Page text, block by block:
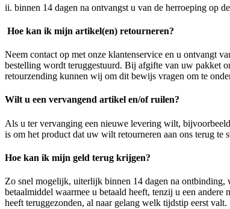
ii. binnen 14 dagen na ontvangst u van de herroeping op
Hoe kan ik mijn artikel(en) retourneren?
Neem contact op met onze klantenservice en u ontvangt
bestelling wordt teruggestuurd. Bij afgifte van uw pakket
retourzending kunnen wij om dit bewijs vragen om te
Wilt u een vervangend artikel en/of ruilen?
Als u ter vervanging een nieuwe levering wilt,
is om het product dat uw wilt retourneren aan ons terug
Hoe kan ik mijn geld terug krijgen?
Zo snel mogelijk, uiterlijk binnen 14 dagen na ontbinding,
betaalmiddel waarmee u betaald heeft, tenzij u een
heeft teruggezonden, al naar gelang welk tijdstip eerst valt.